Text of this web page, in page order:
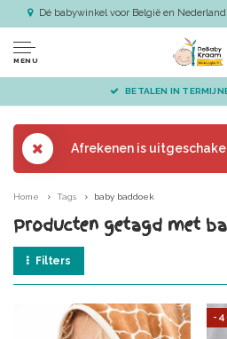
Dé babywinkel voor België en Nederland
MENU
BETALEN IN
Afrekenen is
Home Tags baby baddoek
Producten getagd met
Filters
-